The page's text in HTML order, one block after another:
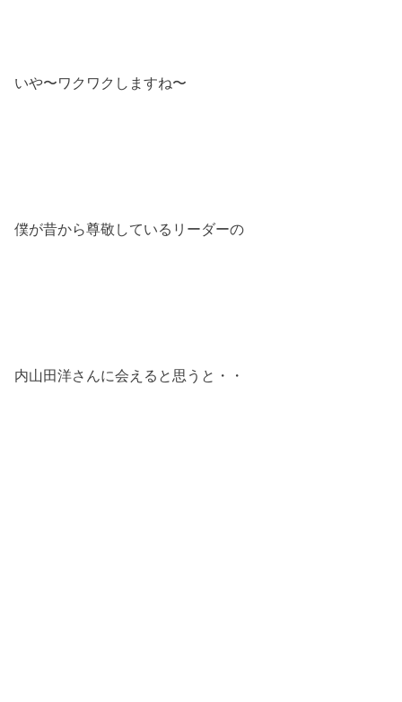
いや〜ワクワクしますね〜
僕が昔から尊敬しているリーダーの
内山田洋さんに会えると思うと・・